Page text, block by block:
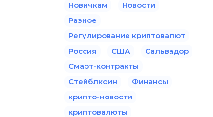
Новичкам
Новости
Разное
Регулирование криптовалют
Россия
США
Сальвадор
Смарт-контракты
Стейблкоин
Финансы
крипто-новости
криптовалюты